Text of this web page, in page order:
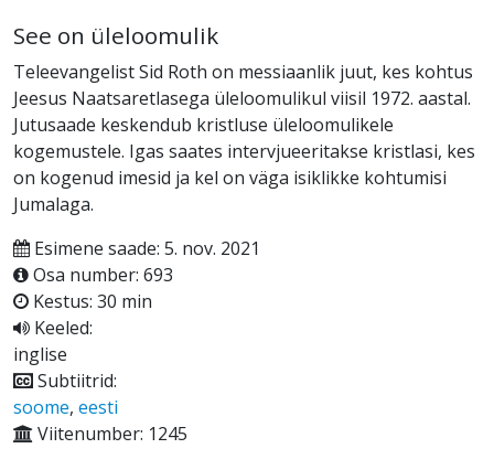
See on üleloomulik
Teleevangelist Sid Roth on messiaanlik juut, kes kohtus
Jeesus Naatsaretlasega üleloomulikul viisil 1972. aastal.
Jutusaade keskendub kristluse üleloomulikele
kogemustele. Igas saates intervjueeritakse kristlasi, kes
on kogenud imesid ja kel on väga isiklikke kohtumisi
Jumalaga.
Esimene saade: 5. nov. 2021
Osa number: 693
Kestus: 30 min
Keeled:
inglise
Subtiitrid:
soome, eesti
Viitenumber: 1245